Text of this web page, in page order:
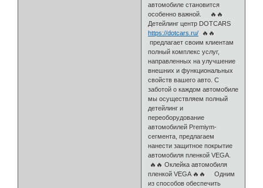
автомобиле становится
особенно важной. 🔥🔥
Детейлинг центр DOTCARS
https://dotcars.ru/ 🔥🔥
предлагает своим клиентам
полный комплекс услуг,
направленных на улучшение
внешних и функциональных
свойств вашего авто. С
заботой о каждом автомобиле
мы осуществляем полный
детейлинг и
переоборудование
автомобилей Premiym-
сегмента, предлагаем
нанести защитное покрытие
автомобиля пленкой VEGA.
🔥🔥 Оклейка автомобиля
пленкой VEGA 🔥🔥 Одним
из способов обеспечить